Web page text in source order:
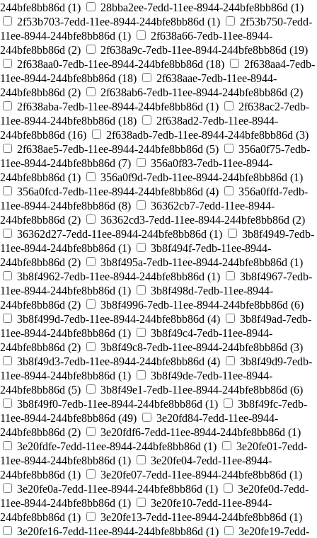
244bfe8bb86d (1) 28bba2ee-7edd-11ee-8944-244bfe8bb86d (1)
2f53b703-7edd-11ee-8944-244bfe8bb86d (1)
2f53b750-7edd-
11ee-8944-244bfe8bb86d (1)
2f638a66-7edb-11ee-8944-
244bfe8bb86d (2) 2f638a9c-7edb-11ee-8944-244bfe8bb86d (19)
2f638aa0-7edb-11ee-8944-244bfe8bb86d (18)
2f638aa4-7edb-
11ee-8944-244bfe8bb86d (18)
2f638aae-7edb-11ee-8944-
244bfe8bb86d (2) 2f638ab6-7edb-11ee-8944-244bfe8bb86d (2)
2f638aba-7edb-11ee-8944-244bfe8bb86d (1)
2f638ac2-7edb-
11ee-8944-244bfe8bb86d (18)
2f638ad2-7edb-11ee-8944-
244bfe8bb86d (16) 2f638adb-7edb-11ee-8944-244bfe8bb86d (3)
2f638ae5-7edb-11ee-8944-244bfe8bb86d (5)
356a0f75-7edb-
11ee-8944-244bfe8bb86d (7)
356a0f83-7edb-11ee-8944-
244bfe8bb86d (1) 356a0f9d-7edb-11ee-8944-244bfe8bb86d (1)
356a0fcd-7edb-11ee-8944-244bfe8bb86d (4)
356a0ffd-7edb-
11ee-8944-244bfe8bb86d (8)
36362cb7-7edd-11ee-8944-
244bfe8bb86d (2) 36362cd3-7edd-11ee-8944-244bfe8bb86d (2)
36362d27-7edd-11ee-8944-244bfe8bb86d (1)
3b8f4949-7edb-
11ee-8944-244bfe8bb86d (1)
3b8f494f-7edb-11ee-8944-
244bfe8bb86d (2) 3b8f495a-7edb-11ee-8944-244bfe8bb86d (1)
3b8f4962-7edb-11ee-8944-244bfe8bb86d (1)
3b8f4967-7edb-
11ee-8944-244bfe8bb86d (1)
3b8f498d-7edb-11ee-8944-
244bfe8bb86d (2) 3b8f4996-7edb-11ee-8944-244bfe8bb86d (6)
3b8f499d-7edb-11ee-8944-244bfe8bb86d (4)
3b8f49ad-7edb-
11ee-8944-244bfe8bb86d (1)
3b8f49c4-7edb-11ee-8944-
244bfe8bb86d (2) 3b8f49c8-7edb-11ee-8944-244bfe8bb86d (3)
3b8f49d3-7edb-11ee-8944-244bfe8bb86d (4)
3b8f49d9-7edb-
11ee-8944-244bfe8bb86d (1)
3b8f49de-7edb-11ee-8944-
244bfe8bb86d (5) 3b8f49e1-7edb-11ee-8944-244bfe8bb86d (6)
3b8f49f0-7edb-11ee-8944-244bfe8bb86d (1)
3b8f49fc-7edb-
11ee-8944-244bfe8bb86d (49)
3e20fd84-7edd-11ee-8944-
244bfe8bb86d (2) 3e20fdf6-7edd-11ee-8944-244bfe8bb86d (1)
3e20fdfe-7edd-11ee-8944-244bfe8bb86d (1)
3e20fe01-7edd-
11ee-8944-244bfe8bb86d (1)
3e20fe04-7edd-11ee-8944-
244bfe8bb86d (1) 3e20fe07-7edd-11ee-8944-244bfe8bb86d (1)
3e20fe0a-7edd-11ee-8944-244bfe8bb86d (1)
3e20fe0d-7edd-
11ee-8944-244bfe8bb86d (1)
3e20fe10-7edd-11ee-8944-
244bfe8bb86d (1) 3e20fe13-7edd-11ee-8944-244bfe8bb86d (1)
3e20fe16-7edd-11ee-8944-244bfe8bb86d (1)
3e20fe19-7edd-